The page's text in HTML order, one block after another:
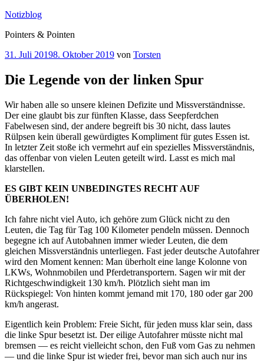
Zum
springen
Notizblog
Pointers & Pointen
Veröffentlicht
31. Juli 20198. Oktober 2019 von Torsten
Die Legende von der linken Spur
Wir haben alle so unsere kleinen Defizite und Missverständnisse.
Der eine glaubt bis zur fünften Klasse, dass Seepferdchen
Fabelwesen sind, der andere begreift bis 30 nicht, dass lautes
Rülpsen kein überall gewürdigtes Kompliment für gutes Essen ist.
In letzter Zeit stoße ich vermehrt auf ein spezielles Missverständnis,
das offenbar von vielen Leuten geteilt wird. Lasst es mich mal
klarstellen.
ES GIBT KEIN UNBEDINGTES RECHT AUF
ÜBERHOLEN!
Ich fahre nicht viel Auto, ich gehöre zum Glück nicht zu den
Leuten, die Tag für Tag 100 Kilometer pendeln müssen. Dennoch
begegne ich auf Autobahnen immer wieder Leuten, die dem
gleichen Missverständnis unterliegen. Fast jeder deutsche Autofahrer
wird den Moment kennen: Man überholt eine lange Kolonne von
LKWs, Wohnmobilen und Pferdetransportern. Sagen wir mit der
Richtgeschwindigkeit 130 km/h. Plötzlich sieht man im
Rückspiegel: Von hinten kommt jemand mit 170, 180 oder gar 200
km/h angerast.
Eigentlich kein Problem: Freie Sicht, für jeden muss klar sein, dass
die linke Spur besetzt ist. Der eilige Autofahrer müsste nicht mal
bremsen — es reicht vielleicht schon, den Fuß vom Gas zu nehmen
— und die linke Spur ist wieder frei, bevor man sich auch nur ins